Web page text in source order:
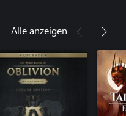
Alle anzeigen